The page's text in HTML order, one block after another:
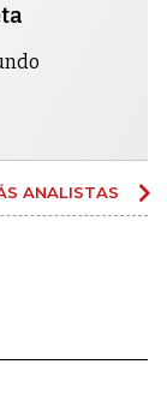
ANALISTAS